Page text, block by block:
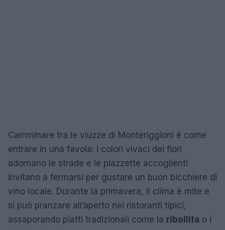
Camminare tra le viuzze di Monteriggioni è come
entrare in una favola: i colori vivaci dei fiori
adornano le strade e le piazzette accoglienti
invitano a fermarsi per gustare un buon bicchiere di
vino locale. Durante la primavera, il clima è mite e
si può pranzare all’aperto nei ristoranti tipici,
assaporando piatti tradizionali come la ribollita o i